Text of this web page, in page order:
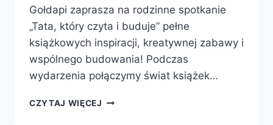
Gołdapi zaprasza na rodzinne spotkanie
„Tata, który czyta i buduje” pełne
książkowych inspiracji, kreatywnej zabawy i
wspólnego budowania! Podczas
wydarzenia połączymy świat książek…
CZYTAJ WIĘCEJ TATA,